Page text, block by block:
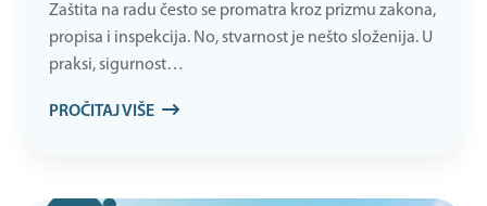
Zaštita na radu često se promatra kroz prizmu zakona,
propisa i inspekcija. No, stvarnost je nešto složenija. U
praksi, sigurnost…
PROČITAJ VIŠE